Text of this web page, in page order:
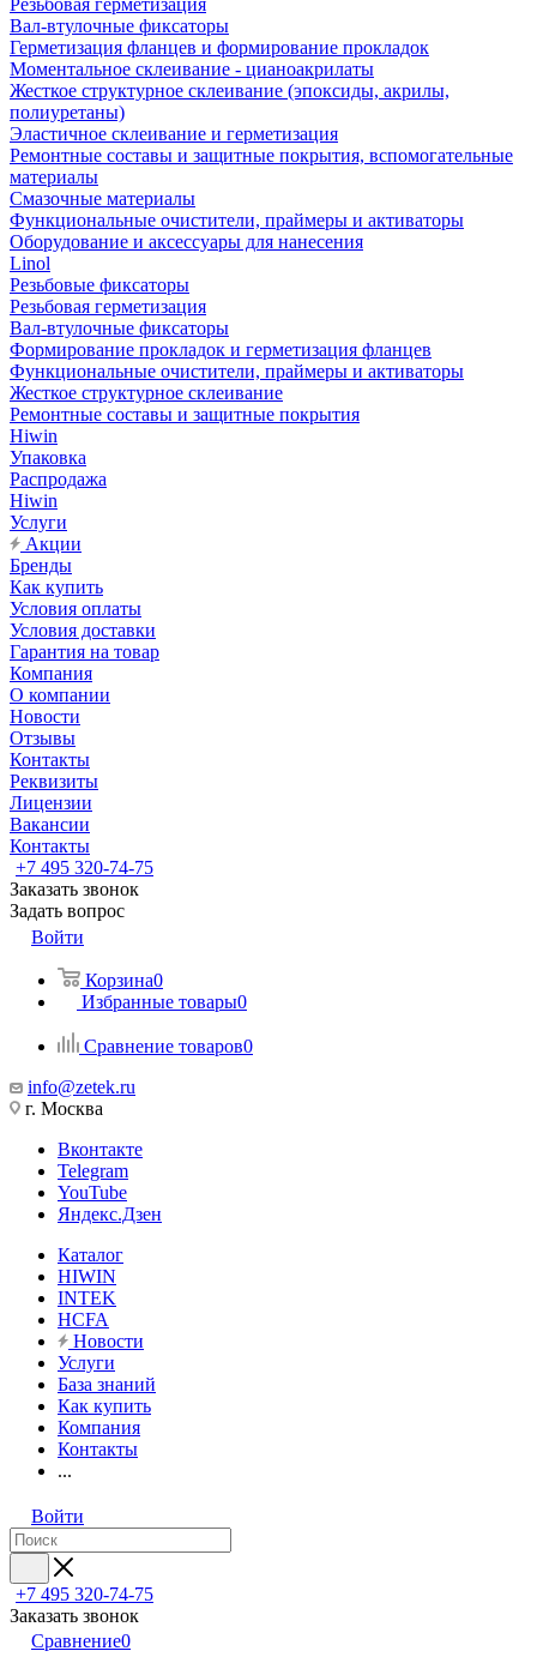
Резьбовая герметизация
Вал-втулочные фиксаторы
Герметизация фланцев и формирование прокладок
Моментальное склеивание - цианоакрилаты
Жесткое структурное склеивание (эпоксиды, акрилы,
полиуретаны)
Эластичное склеивание и герметизация
Ремонтные составы и защитные покрытия, вспомогательные
материалы
Смазочные материалы
Функциональные очистители, праймеры и активаторы
Оборудование и аксессуары для нанесения
Linol
Резьбовые фиксаторы
Резьбовая герметизация
Вал-втулочные фиксаторы
Формирование прокладок и герметизация фланцев
Функциональные очистители, праймеры и активаторы
Жесткое структурное склеивание
Ремонтные составы и защитные покрытия
Hiwin
Упаковка
Распродажа
Hiwin
Услуги
Акции
Бренды
Как купить
Условия оплаты
Условия доставки
Гарантия на товар
Компания
О компании
Новости
Отзывы
Контакты
Реквизиты
Лицензии
Вакансии
Контакты
+7 495 320-74-75
Заказать звонок
Задать вопрос
Войти
Корзина0
Избранные товары0
Сравнение товаров0
info@zetek.ru
г. Москва
Вконтакте
Telegram
YouTube
Яндекс.Дзен
Каталог
HIWIN
INTEK
HCFA
Новости
Услуги
База знаний
Как купить
Компания
Контакты
...
Войти
+7 495 320-74-75
Заказать звонок
Сравнение0